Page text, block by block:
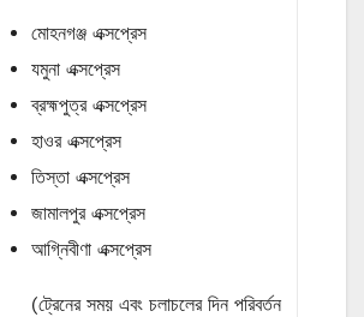
মোহনগঞ্জ এক্সপ্রেস
যমুনা এক্সপ্রেস
ব্রহ্মপুত্র এক্সপ্রেস
হাওর এক্সপ্রেস
তিস্তা এক্সপ্রেস
জামালপুর এক্সপ্রেস
আগ্নিবীণা এক্সপ্রেস
(ট্রেনের সময় এবং চলাচলের দিন পরিবর্তন